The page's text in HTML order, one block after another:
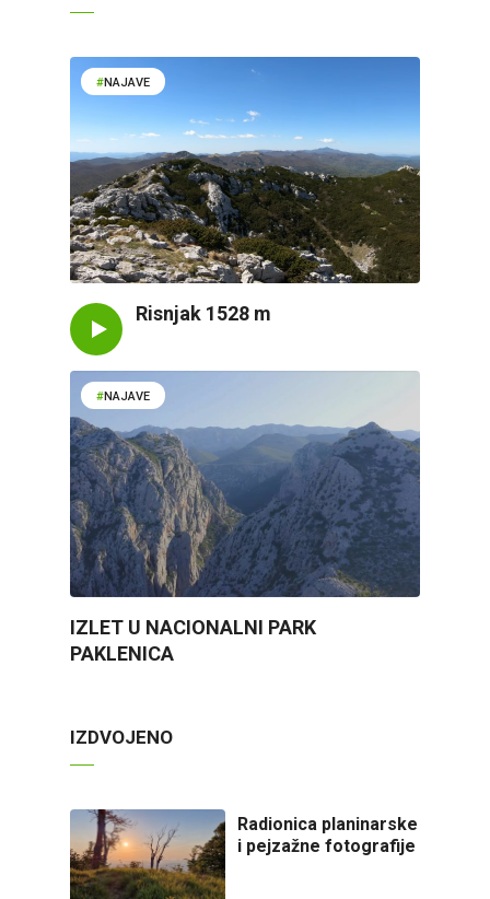
NAJAVE
Risnjak 1528 m
NAJAVE
IZLET U NACIONALNI PARK
PAKLENICA
IZDVOJENO
Radionica planinarske
i pejzažne fotografije